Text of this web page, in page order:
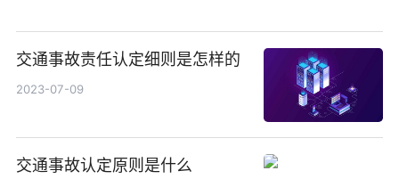
交通事故责任认定细则是怎样的
2023-07-09
交通事故认定原则是什么